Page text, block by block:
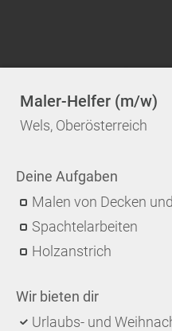
Maler-Helfer (m/w)
Wels, Oberösterreich
Deine Aufgaben
Malen von Decken
Spachtelarbeiten
Holzanstrich
Wir bieten dir
Urlaubs- und